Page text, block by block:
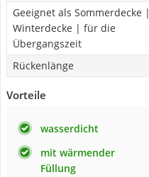
Geeignet als Sommerdecke |
Winterdecke | für die
Übergangszeit
Rückenlänge
Vorteile
wasserdicht
mit wärmender
Füllung